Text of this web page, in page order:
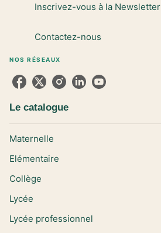
Inscrivez-vous à la Newsletter
Contactez-nous
NOS RÉSEAUX
Le catalogue
Maternelle
Elémentaire
Collège
Lycée
Lycée professionnel